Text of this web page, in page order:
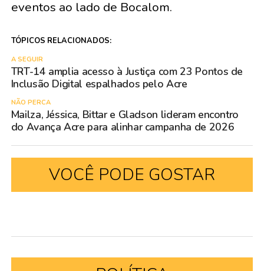
eventos ao lado de Bocalom.
TÓPICOS RELACIONADOS:
A SEGUIR
TRT-14 amplia acesso à Justiça com 23 Pontos de
Inclusão Digital espalhados pelo Acre
NÃO PERCA
Mailza, Jéssica, Bittar e Gladson lideram encontro
do Avança Acre para alinhar campanha de 2026
VOCÊ PODE GOSTAR